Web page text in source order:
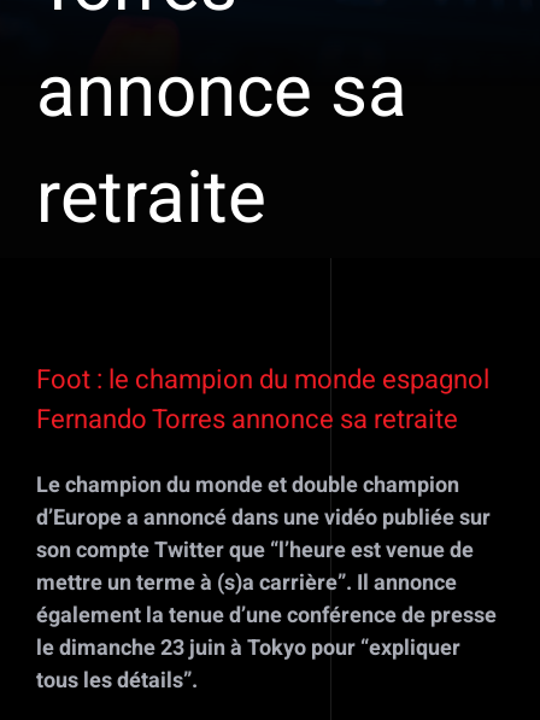
annonce sa
retraite
l'image
agrandie
Foot : le champion du monde espagnol
Fernando Torres annonce sa retraite
Le champion du monde et double champion
d’Europe a annoncé dans une vidéo publiée sur
son compte Twitter que “l’heure est venue de
mettre un terme à (s)a carrière”. Il annonce
également la tenue d’une conférence de presse
le dimanche 23 juin à Tokyo pour “expliquer
tous les détails”.